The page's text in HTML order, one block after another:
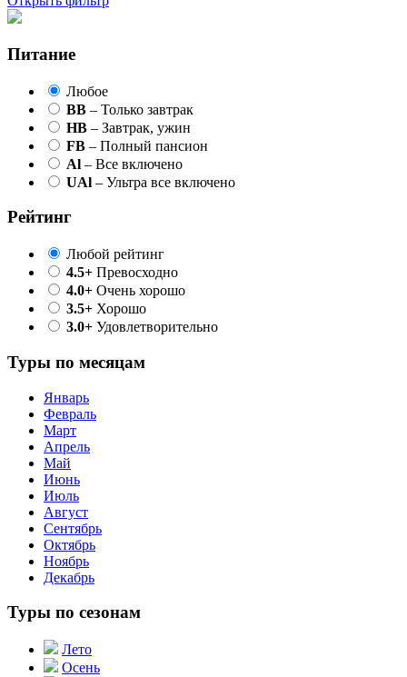
Питание
Любое
BB – Только завтрак
HB – Завтрак, ужин
FB – Полный пансион
Al – Все включено
UAl – Ультра все включено
Рейтинг
Любой рейтинг
4.5+ Превосходно
4.0+ Очень хорошо
3.5+ Хорошо
3.0+ Удовлетворительно
Туры по месяцам
Январь
Февраль
Март
Апрель
Май
Июнь
Июль
Август
Сентябрь
Октябрь
Ноябрь
Декабрь
Туры по сезонам
Лето
Осень